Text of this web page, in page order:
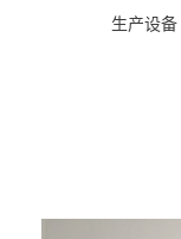
生产设备